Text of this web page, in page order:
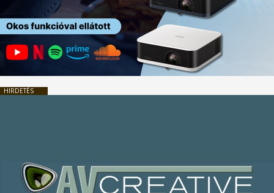
HIRDETÉS